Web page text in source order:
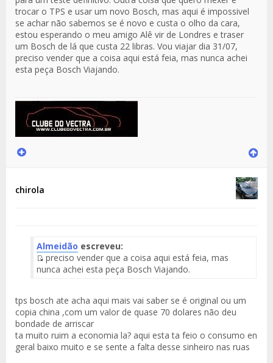
trocar o TPS e usar um novo Bosch, mas aqui é impossivel
se achar não sabemos se é novo e custa o olho da cara,
estou esperando o meu amigo Alê vir de Londres e traser
um Bosch de lá que custa 22 libras. Vou viajar dia 31/07,
preciso vender que a coisa aqui está feia, mas nunca achei
esta peça Bosch Viajando.
chirola
Almeidão escreveu:
Fuente
preciso vender que a coisa aqui está feia, mas
nunca achei esta peça Bosch Viajando.
tps bosch ate acha aqui mais vai saber se é original ou um
copia china ,com um valor de quase 70 dolares não deu
bondade de arriscar
ta muito ruim a economia la? aqui esta ta feio o consumo en
geral baixo muito e se sente a falta desse sinheiro nas ruas